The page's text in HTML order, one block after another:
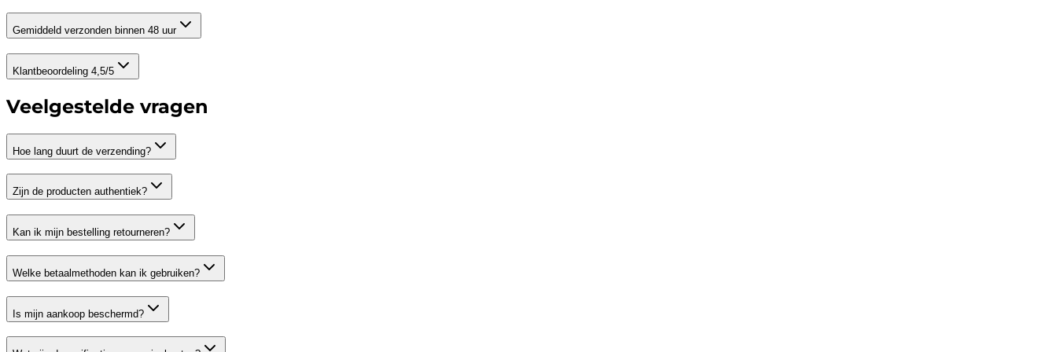
Gemiddeld verzonden binnen 48 uur
Klantbeoordeling 4,5/5
Veelgestelde vragen
Hoe lang duurt de verzending?
Zijn de producten authentiek?
Kan ik mijn bestelling retourneren?
Welke betaalmethoden kan ik gebruiken?
Is mijn aankoop beschermd?